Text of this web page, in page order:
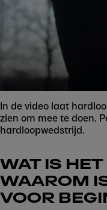
In de video laat
zien om mee te doen.
hardloopwedstrijd.
WAT IS
WAAROM
VOOR